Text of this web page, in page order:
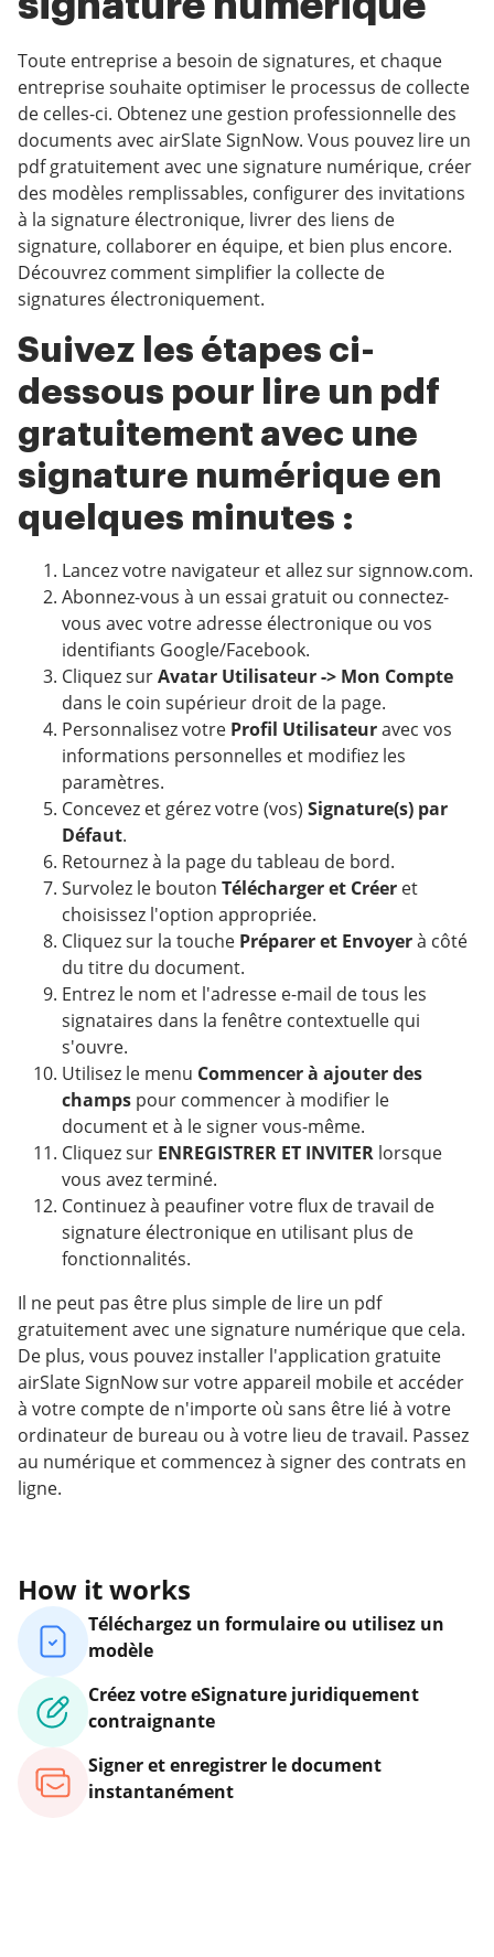
Toute entreprise a besoin de signatures, et chaque
entreprise souhaite optimiser le processus de collecte
de celles-ci. Obtenez une gestion professionnelle des
documents avec airSlate SignNow. Vous pouvez lire un
pdf gratuitement avec une signature numérique, créer
des modèles remplissables, configurer des invitations
à la signature électronique, livrer des liens de
signature, collaborer en équipe, et bien plus encore.
Découvrez comment simplifier la collecte de
signatures électroniquement.
Suivez les étapes ci-
dessous pour lire un pdf
gratuitement avec une
signature numérique en
quelques minutes :
Lancez votre navigateur et allez sur signnow.com.
Abonnez-vous à un essai gratuit ou connectez-
vous avec votre adresse électronique ou vos
identifiants Google/Facebook.
Cliquez surAvatar Utilisateur -> Mon Compte
dans le coin supérieur droit de la page.
Personnalisez votre Profil Utilisateuravec vos
informations personnelles et modifiez les
paramètres.
Concevez et gérez votre (vos) Signature(s) par
Défaut.
Retournez à la page du tableau de bord.
Survolez le bouton Télécharger et Créer et
choisissez l'option appropriée.
Cliquez sur la touche Préparer et Envoyerà côté
du titre du document.
Entrez le nom et l'adresse e-mail de tous les
signataires dans la fenêtre contextuelle qui
s'ouvre.
Utilisez le menu Commencer à ajouter des
champs pour commencer à modifier le
document et à le signer vous-même.
Cliquez sur ENREGISTRER ET INVITER lorsque
vous avez terminé.
Continuez à peaufiner votre flux de travail de
signature électronique en utilisant plus de
fonctionnalités.
Il ne peut pas être plus simple de lire un pdf
gratuitement avec une signature numérique que cela.
De plus, vous pouvez installer l'application gratuite
airSlate SignNow sur votre appareil mobile et accéder
à votre compte de n'importe où sans être lié à votre
ordinateur de bureau ou à votre lieu de travail. Passez
au numérique et commencez à signer des contrats en
ligne.
How it works
Téléchargez un formulaire ou utilisez un
modèle
Créez votre eSignature juridiquement
contraignante
Signer et enregistrer le document
instantanément